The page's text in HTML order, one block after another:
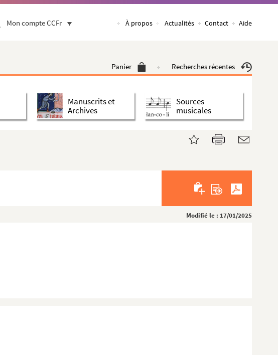
Mon compte CCFr À propos Actualités Contact Aide
Panier Recherches récentes
Manuscrits et
Archives
Sources
musicales
Modifié le : 17/01/2025